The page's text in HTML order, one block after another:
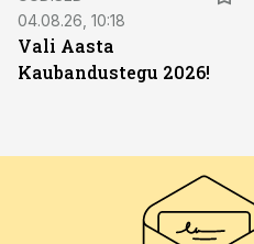
04.08.26, 10:18
Vali Aasta
Kaubandustegu 2026!